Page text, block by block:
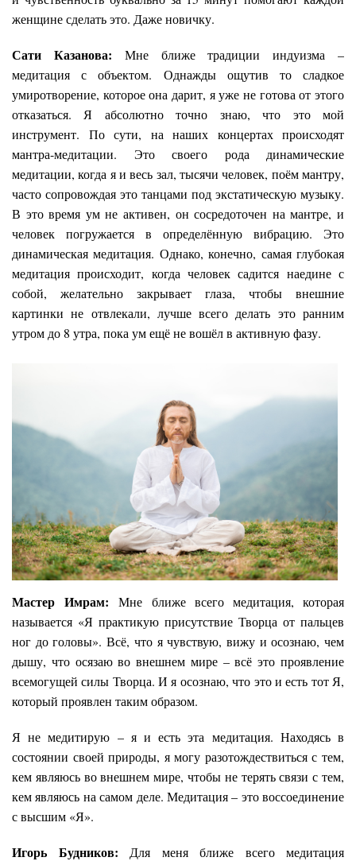
женщине сделать это. Даже новичку.
Сати Казанова: Мне ближе традиции индуизма –
медитация с объектом. Однажды ощутив то сладкое
умиротворение, которое она дарит, я уже не готова от этого
отказаться. Я абсолютно точно знаю, что это мой
инструмент. По сути, на наших концертах происходят
мантра-медитации. Это своего рода динамические
медитации, когда я и весь зал, тысячи человек, поём мантру,
часто сопровождая это танцами под экстатическую музыку.
В это время ум не активен, он сосредоточен на мантре, и
человек погружается в определённую вибрацию. Это
динамическая медитация. Однако, конечно, самая глубокая
медитация происходит, когда человек садится наедине с
собой, желательно закрывает глаза, чтобы внешние
картинки не отвлекали, лучше всего делать это ранним
утром до 8 утра, пока ум ещё не вошёл в активную фазу.
Мастер Имрам:Мне ближе всего медитация, которая
называется «Я практикую присутствие Творца от пальцев
ног до головы». Всё, что я чувствую, вижу и осознаю, чем
дышу, что осязаю во внешнем мире – всё это проявление
всемогущей силы Творца. И я осознаю, что это и есть тот Я,
который проявлен таким образом.
Я не медитирую – я и есть эта медитация. Находясь в
состоянии своей природы, я могу разотождествиться с тем,
кем являюсь во внешнем мире, чтобы не терять связи с тем,
кем являюсь на самом деле. Медитация – это воссоединение
с высшим «Я».
Игорь Будников: Для меня ближе всего медитация